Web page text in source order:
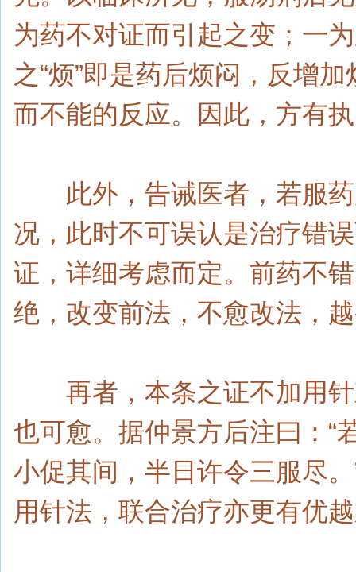
为药不对证而引起之变；一
之“烦”即是药后烦闷，反增
而不能的反应。因此，方有
此外，告诫医者，若服药
况，此时不可误认是治疗错
证，详细考虑而定。前药不
绝，改变前法，不愈改法，
再者，本条之证不加用针
也可愈。据仲景方后注曰：“
小促其间，半日许令三服尽
用针法，联合治疗亦更有优